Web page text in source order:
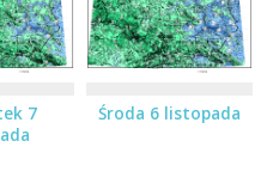
7
Środa 6 listopada